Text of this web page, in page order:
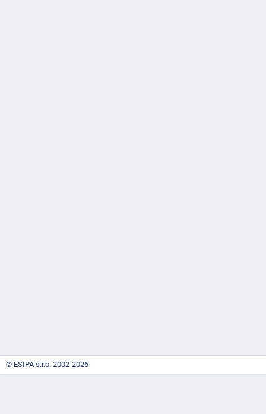
© ESIPA s.r.o. 2002-2026